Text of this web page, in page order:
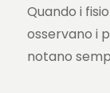
Quando i
osservano i
notano